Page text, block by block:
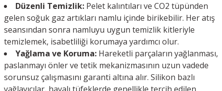
Düzenli Temizlik: Pelet kalıntıları ve CO2 tüpünden
gelen soğuk gaz artıkları namlu içinde birikebilir. Her atış
seansından sonra namluyu uygun temizlik kitleriyle
temizlemek, isabetliliği korumaya yardımcı olur.
Yağlama ve Koruma: Hareketli parçaların yağlanması,
paslanmayı önler ve tetik mekanizmasının uzun vadede
sorunsuz çalışmasını garanti altına alır. Silikon bazlı